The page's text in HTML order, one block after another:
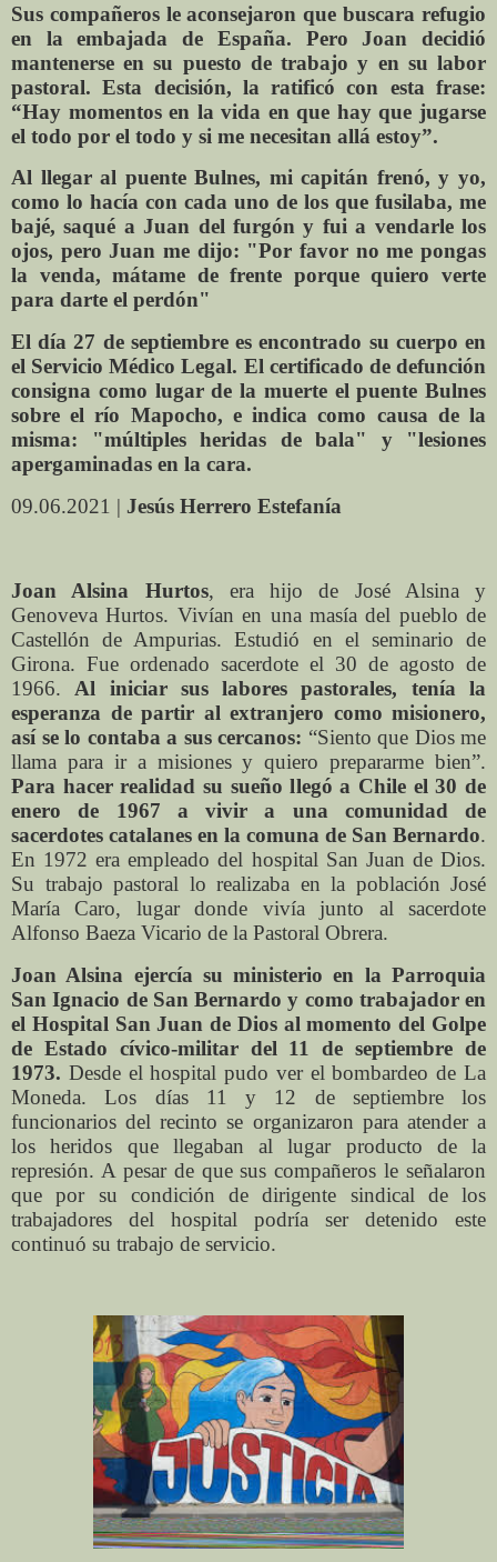
Sus compañeros le aconsejaron que buscara refugio
en la embajada de España. Pero Joan decidió
mantenerse en su puesto de trabajo y en su labor
pastoral. Esta decisión, la ratificó con esta frase:
“Hay momentos en la vida en que hay que jugarse
el todo por el todo y si me necesitan allá estoy”.
Al llegar al puente Bulnes, mi capitán frenó, y yo,
como lo hacía con cada uno de los que fusilaba, me
bajé, saqué a Juan del furgón y fui a vendarle los
ojos, pero Juan me dijo: "Por favor no me pongas
la venda, mátame de frente porque quiero verte
para darte el perdón"
El día 27 de septiembre es encontrado su cuerpo en
el Servicio Médico Legal. El certificado de defunción
consigna como lugar de la muerte el puente Bulnes
sobre el río Mapocho, e indica como causa de la
misma: "múltiples heridas de bala" y "lesiones
apergaminadas en la cara.
09.06.2021 | Jesús Herrero Estefanía
Joan Alsina Hurtos, era hijo de José Alsina y
Genoveva Hurtos. Vivían en una masía del pueblo de
Castellón de Ampurias. Estudió en el seminario de
Girona. Fue ordenado sacerdote el 30 de agosto de
1966. Al iniciar sus labores pastorales, tenía la
esperanza de partir al extranjero como misionero,
así se lo contaba a sus cercanos: “Siento que Dios me
llama para ir a misiones y quiero prepararme bien”.
Para hacer realidad su sueño llegó a Chile el 30 de
enero de 1967 a vivir a una comunidad de
sacerdotes catalanes en la comuna de San Bernardo.
En 1972 era empleado del hospital San Juan de Dios.
Su trabajo pastoral lo realizaba en la población José
María Caro, lugar donde vivía junto al sacerdote
Alfonso Baeza Vicario de la Pastoral Obrera.
Joan Alsina ejercía su ministerio en la Parroquia
San Ignacio de San Bernardo y como trabajador en
el Hospital San Juan de Dios al momento del Golpe
de Estado cívico-militar del 11 de septiembre de
1973. Desde el hospital pudo ver el bombardeo de La
Moneda. Los días 11 y 12 de septiembre los
funcionarios del recinto se organizaron para atender a
los heridos que llegaban al lugar producto de la
represión. A pesar de que sus compañeros le señalaron
que por su condición de dirigente sindical de los
trabajadores del hospital podría ser detenido este
continuó su trabajo de servicio.